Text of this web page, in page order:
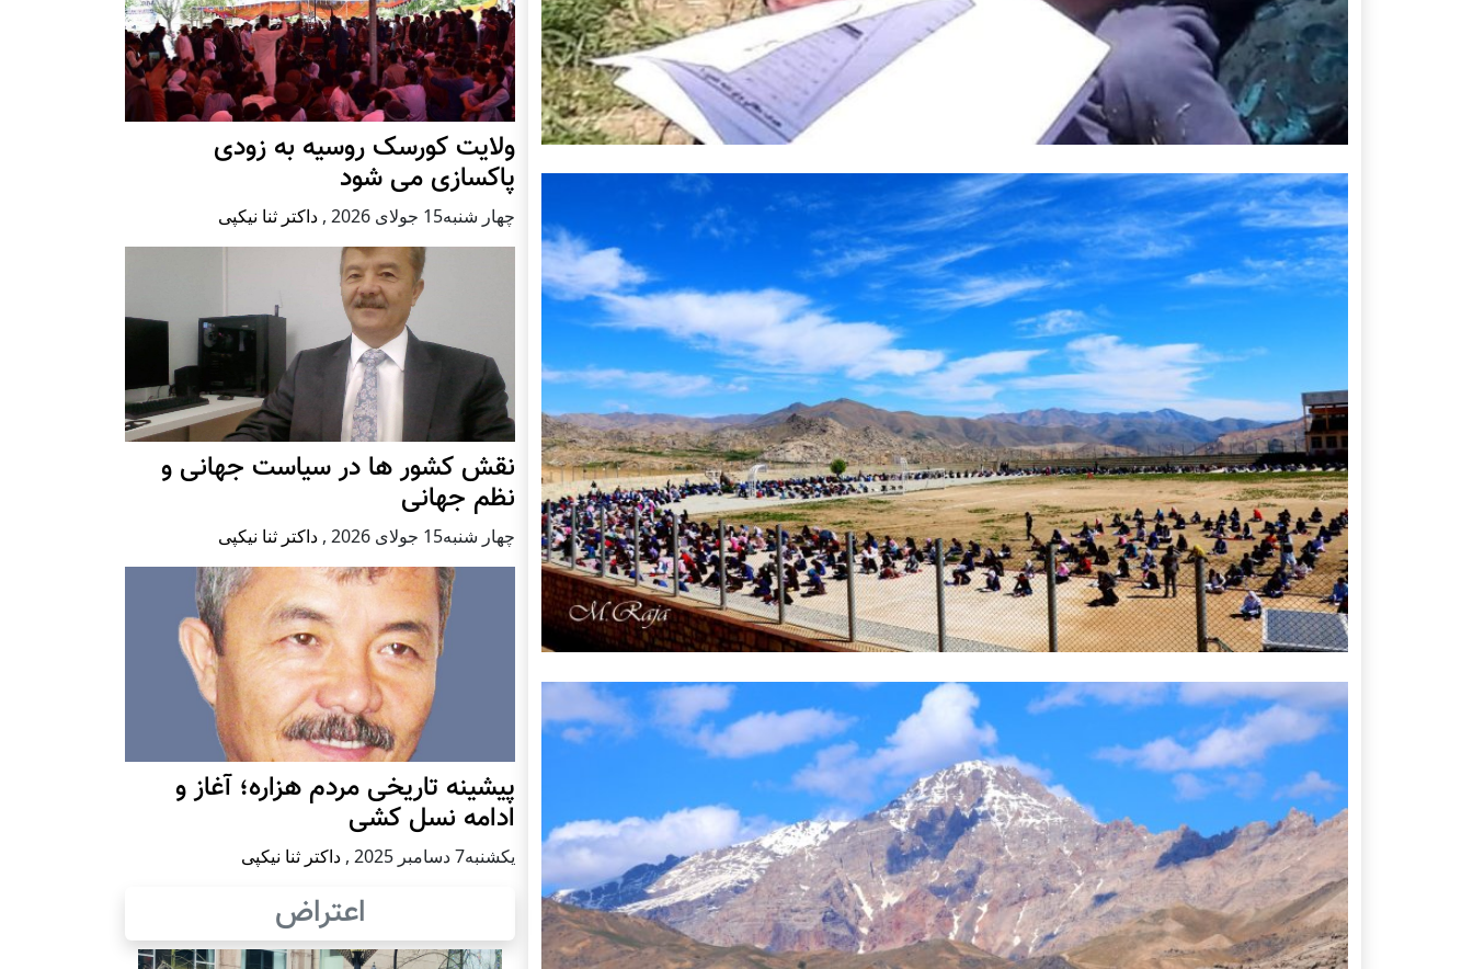
ولایت کورسک روسیه به زودی
پاکسازی می شود
چهار شنبه15 جولای 2026 , داکتر ثنا نیکپی
نقش کشور ها در سیاست جهانی و
نظم جهانی
چهار شنبه15 جولای 2026 , داکتر ثنا نیکپی
پيشينه تاريخی مردم هزاره؛ آغاز و
ادامه نسل کشی
يكشنبه7 دسامبر 2025 , داکتر ثنا نیکپی
اعتراض